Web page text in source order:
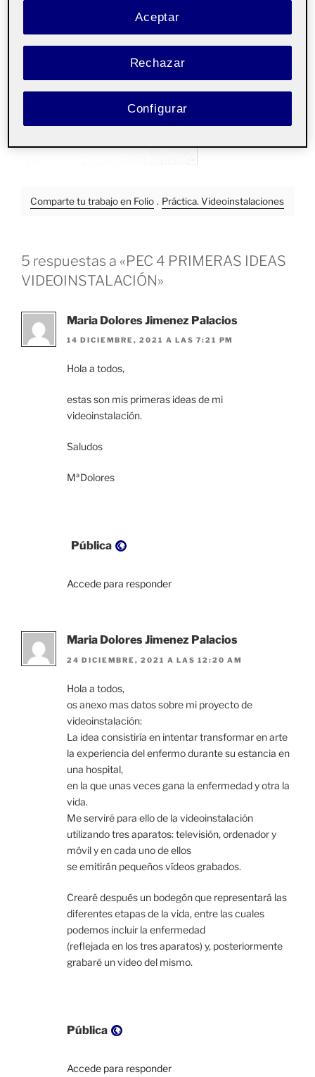
Comparte tu trabajo en Folio . Práctica. Videoinstalaciones
5 respuestas a «PEC 4 PRIMERAS IDEAS
VIDEOINSTALACIÓN»
Maria Dolores Jimenez Palacios
14 DICIEMBRE, 2021 A LAS 7:21 PM
Hola a todos,
estas son mis primeras ideas de mi
videoinstalación.
Saludos
MªDolores
Pública
Accede para responder
Maria Dolores Jimenez Palacios
24 DICIEMBRE, 2021 A LAS 12:20 AM
Hola a todos,
os anexo mas datos sobre mi proyecto de
videoinstalación:
La idea consistiría en intentar transformar en arte
la experiencia del enfermo durante su estancia en
una hospital,
en la que unas veces gana la enfermedad y otra la
vida.
Me serviré para ello de la videoinstalación
utilizando tres aparatos: televisión, ordenador y
móvil y en cada uno de ellos
se emitirán pequeños vídeos grabados.
Crearé después un bodegón que representará las
diferentes etapas de la vida, entre las cuales
podemos incluir la enfermedad
(reflejada en los tres aparatos) y, posteriormente
grabaré un video del mismo.
Pública
Accede para responder
Rechazar
Aceptar
Configurar